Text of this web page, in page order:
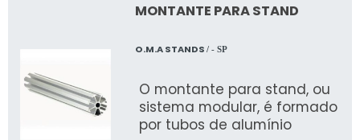
MONTANTE PARA STAND
O.M.A STANDS / - SP
O montante para stand, ou
sistema modular, é formado
por tubos de alumínio